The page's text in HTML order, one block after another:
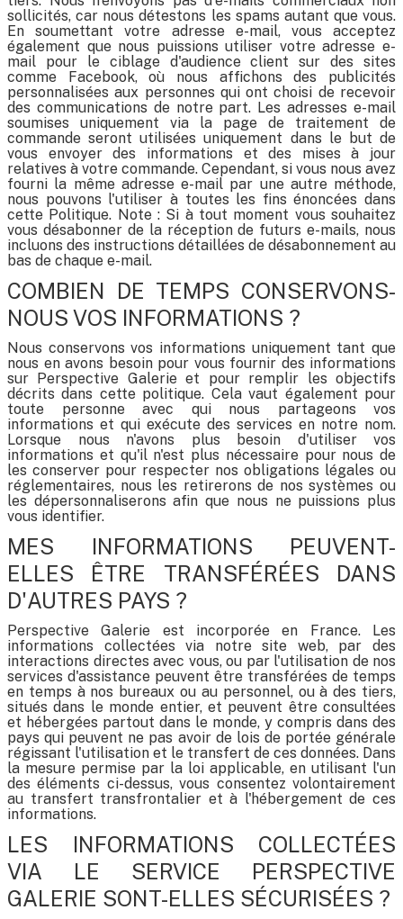
sollicités, car nous détestons les spams autant que vous.
En soumettant votre adresse e-mail, vous acceptez
également que nous puissions utiliser votre adresse e-
mail pour le ciblage d'audience client sur des sites
comme Facebook, où nous affichons des publicités
personnalisées aux personnes qui ont choisi de recevoir
des communications de notre part. Les adresses e-mail
soumises uniquement via la page de traitement de
commande seront utilisées uniquement dans le but de
vous envoyer des informations et des mises à jour
relatives à votre commande. Cependant, si vous nous avez
fourni la même adresse e-mail par une autre méthode,
nous pouvons l'utiliser à toutes les fins énoncées dans
cette Politique. Note : Si à tout moment vous souhaitez
vous désabonner de la réception de futurs e-mails, nous
incluons des instructions détaillées de désabonnement au
bas de chaque e-mail.
COMBIEN DE TEMPS CONSERVONS-
NOUS VOS INFORMATIONS ?
Nous conservons vos informations uniquement tant que
nous en avons besoin pour vous fournir des informations
sur Perspective Galerie et pour remplir les objectifs
décrits dans cette politique. Cela vaut également pour
toute personne avec qui nous partageons vos
informations et qui exécute des services en notre nom.
Lorsque nous n'avons plus besoin d'utiliser vos
informations et qu'il n'est plus nécessaire pour nous de
les conserver pour respecter nos obligations légales ou
réglementaires, nous les retirerons de nos systèmes ou
les dépersonnaliserons afin que nous ne puissions plus
vous identifier.
MES INFORMATIONS PEUVENT-
ELLES ÊTRE TRANSFÉRÉES DANS
D'AUTRES PAYS ?
Perspective Galerie est incorporée en France. Les
informations collectées via notre site web, par des
interactions directes avec vous, ou par l'utilisation de nos
services d'assistance peuvent être transférées de temps
en temps à nos bureaux ou au personnel, ou à des tiers,
situés dans le monde entier, et peuvent être consultées
et hébergées partout dans le monde, y compris dans des
pays qui peuvent ne pas avoir de lois de portée générale
régissant l'utilisation et le transfert de ces données. Dans
la mesure permise par la loi applicable, en utilisant l'un
des éléments ci-dessus, vous consentez volontairement
au transfert transfrontalier et à l'hébergement de ces
informations.
LES INFORMATIONS COLLECTÉES
VIA LE SERVICE PERSPECTIVE
GALERIE SONT-ELLES SÉCURISÉES ?